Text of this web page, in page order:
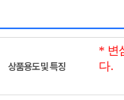
상품용도 및 특징
* 변
다.